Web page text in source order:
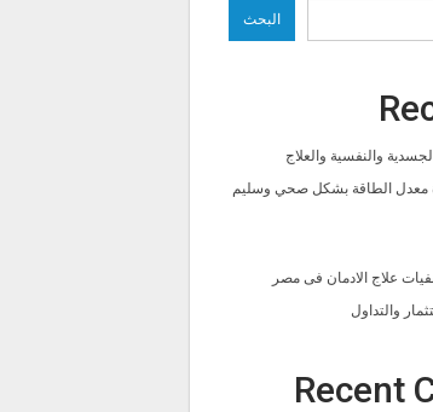
البحث
والنفسية والعلاج
معدل الطاقة بشكل صحي وسليم
علاج الادمان فى مصر
والتداول
Recent